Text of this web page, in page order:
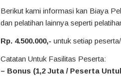
Berikut kami informasi kan Biaya
dan pelatihan lainnya seperti
Rp. 4.500.000,- untuk setiap
Catatan Untuk Fasilitas Peserta:
– Bonus (1,2 Juta / Peserta